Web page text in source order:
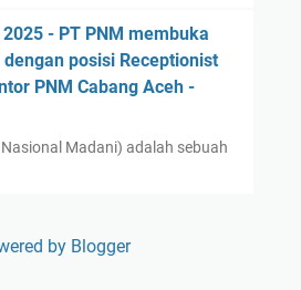
- PT PNM membuka
posisi Receptionist
PNM Cabang Aceh -
Madani) adalah sebuah
by Blogger